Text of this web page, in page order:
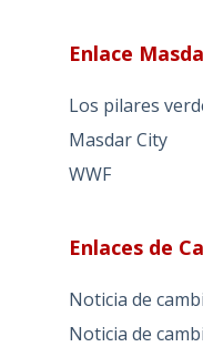
Enlace
Los pilares
Masdar City
WWF
Enlaces de
Noticia de
Noticia de